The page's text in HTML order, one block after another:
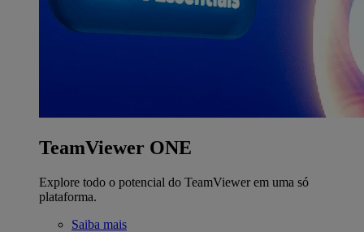
TeamViewer ONE
Explore todo o potencial do TeamViewer em uma só
plataforma.
Saiba mais